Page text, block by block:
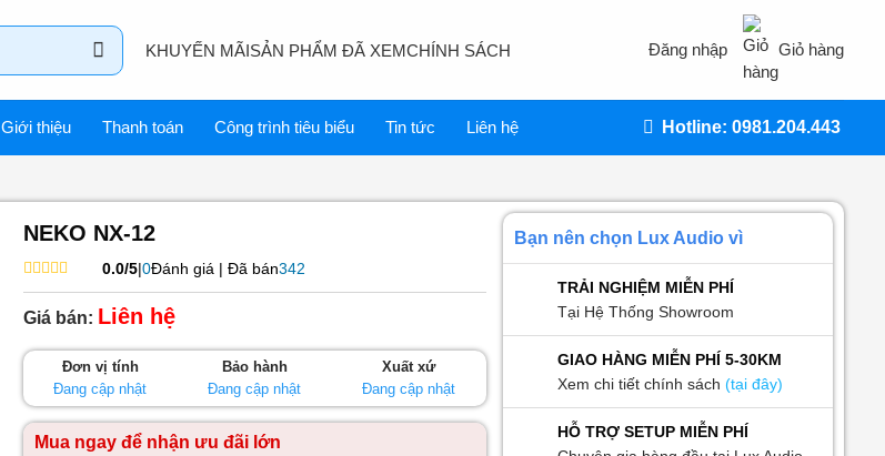
KHUYẾN MÃISẢN PHẨM ĐÃ XEMCHÍNH SÁCH Đăng nhập Giỏ hàng
Giới thiệu Thanh toán Công trình tiêu biểu Tin tức Liên hệ Hotline: 0981.204.443
NEKO NX-12
Được
xếp
hạng
5
0.0/5|0Đánh giá | Đã bán342
Giá bán: Liên hệ
Đơn vị tính
Đang cập nhật
Bảo hành
Đang cập nhật
Xuất xứ
Đang cập nhật
Mua ngay để nhận ưu đãi lớn
Bạn nên chọn Lux Audio vì
TRẢI NGHIỆM MIỄN PHÍ
Tại Hệ Thống Showroom
GIAO HÀNG MIỄN PHÍ 5-30KM
Xem chi tiết chính sách (tại đây)
HỖ TRỢ SETUP MIỄN PHÍ